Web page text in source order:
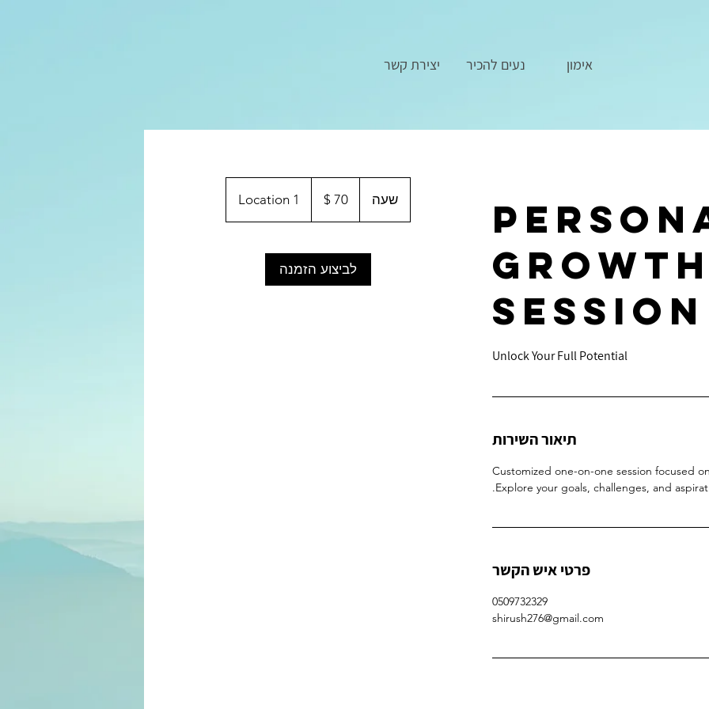
אימון נעים להכיר יצירת קשר
Session
Unlock Your Full Potential
תיאור השירות
Customized one-on-one session focused
Explore your goals, challenges, and
פרטי איש הקשר
0509732329
shirush276@gmail.com
שעה
ע
אמריקאי
Location 1
לביצוע הזמנה